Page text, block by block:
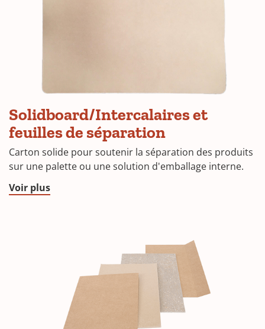
Solidboard/Intercalaires et
feuilles de séparation
Carton solide pour soutenir la séparation des produits
sur une palette ou une solution d'emballage interne.
Voir plus